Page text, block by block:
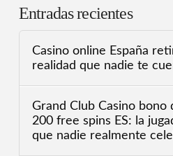
Entradas recientes
Casino online España
realidad que nadie te
Grand Club Casino
200 free spins ES: la
que nadie realmente